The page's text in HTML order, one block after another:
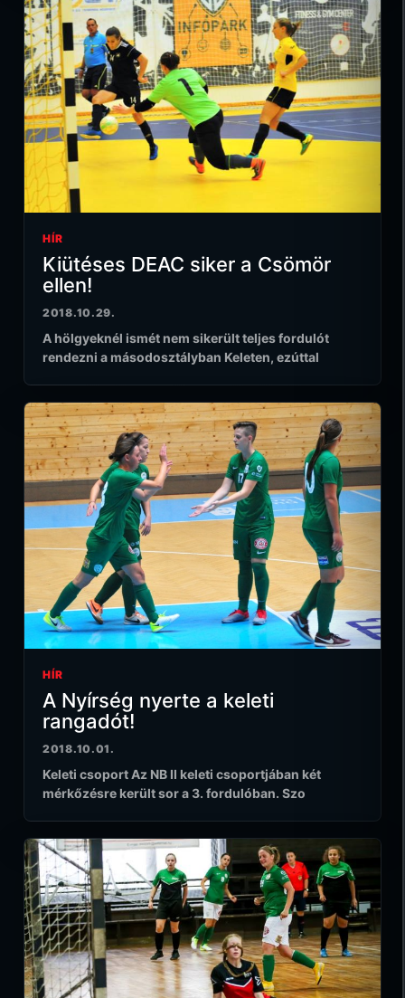
HÍR
Kiütéses DEAC siker a Csömör
ellen!
2018.10.29.
A hölgyeknél ismét nem sikerült teljes fordulót
rendezni a másodosztályban Keleten, ezúttal
HÍR
A Nyírség nyerte a keleti
rangadót!
2018.10.01.
Keleti csoport Az NB II keleti csoportjában két
mérkőzésre került sor a 3. fordulóban. Szo